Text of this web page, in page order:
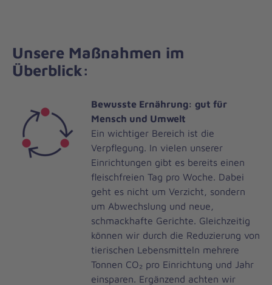
Unsere Maßnahmen im
Überblick:
Bewusste Ernährung: gut für
Mensch und Umwelt
Ein wichtiger Bereich ist die
Verpflegung. In vielen unserer
Einrichtungen gibt es bereits einen
fleischfreien Tag pro Woche. Dabei
geht es nicht um Verzicht, sondern
um Abwechslung und neue,
schmackhafte Gerichte. Gleichzeitig
können wir durch die Reduzierung von
tierischen Lebensmitteln mehrere
Tonnen CO₂ pro Einrichtung und Jahr
einsparen. Ergänzend achten wir